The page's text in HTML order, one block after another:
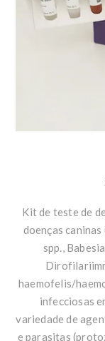
Kit de teste de
doenças caninas
spp.,
haemofelis/
infecciosas
variedade de
e parasitas